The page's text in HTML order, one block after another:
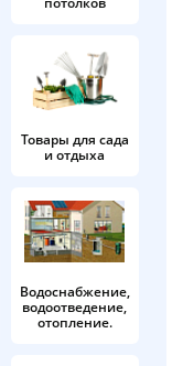
Товары для сада
и отдыха
Водоснабжение,
водоотведение,
отопление.